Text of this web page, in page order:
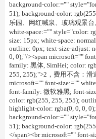
background-color:=""
51); background-color:
乐园、网红喊泉、玻璃观景台
white-space:="" style="color:
size: 15px; white-space:
outline: 0px; text-size-adjust:
0, 0);"/><span microsoft=""
family: 黑体, SimHei; color:
255, 255);">2，费用不含：滑
microsoft="" font-size:=""
font-family: 微软雅黑; font-
color: rgb(255, 255, 255);
highlight-color: rgba(0, 0, 0,
background-color:=""
51); background-color:
</span><br microsoft="" font-